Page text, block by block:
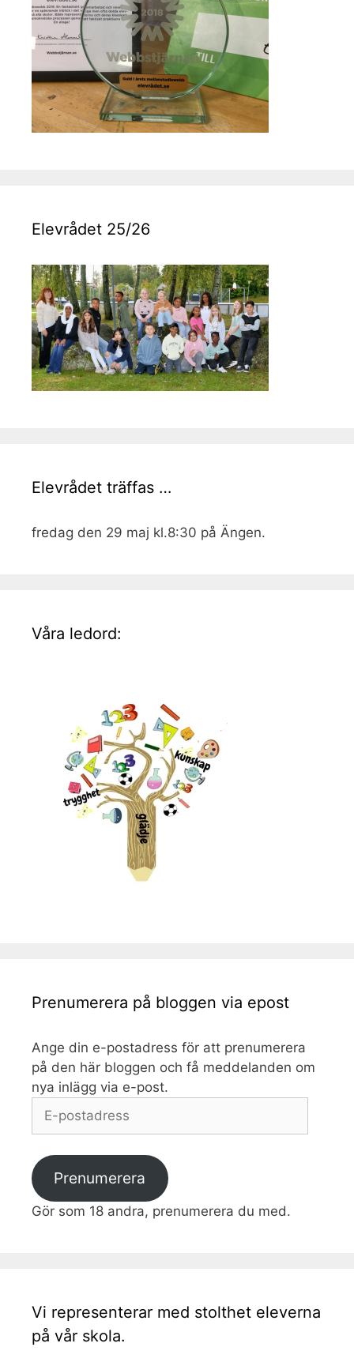
Elevrådet 25/26
Elevrådet träffas …
fredag den 29 maj kl.8:30 på Ängen.
Våra ledord:
Prenumerera på bloggen via epost
Ange din e-postadress för att prenumerera
på den här bloggen och få meddelanden om
nya inlägg via e-post.
postadress
Prenumerera
Gör som 18 andra, prenumerera du med.
Vi representerar med stolthet eleverna
på vår skola.